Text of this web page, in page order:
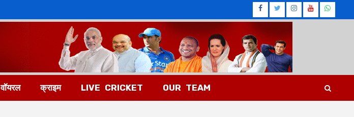
Facebook
Twitter
Instagram
वॉयरल क्राइम LIVE CRICKET OUR TEAM